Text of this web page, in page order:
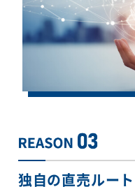
独自の直売ルート